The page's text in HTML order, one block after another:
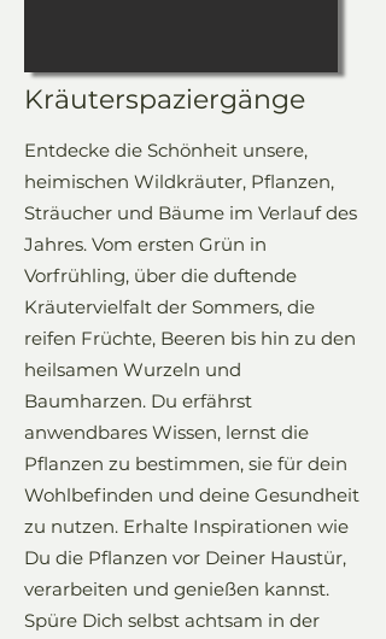
Kräuterspaziergänge
Entdecke die Schönheit unsere,
heimischen Wildkräuter, Pflanzen,
Sträucher und Bäume im Verlauf des
Jahres. Vom ersten Grün in
Vorfrühling, über die duftende
Kräutervielfalt der Sommers, die
reifen Früchte, Beeren bis hin zu den
heilsamen Wurzeln und
Baumharzen. Du erfährst
anwendbares Wissen, lernst die
Pflanzen zu bestimmen, sie für dein
Wohlbefinden und deine Gesundheit
zu nutzen. Erhalte Inspirationen wie
Du die Pflanzen vor Deiner Haustür,
verarbeiten und genießen kannst.
Spüre Dich selbst achtsam in der